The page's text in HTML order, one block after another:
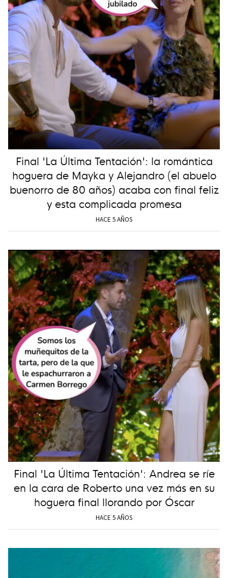
Final 'La Última Tentación': la romántica
hoguera de Mayka y Alejandro (el abuelo
buenorro de 80 años) acaba con final feliz
y esta complicada promesa
HACE 5 AÑOS
Final 'La Última Tentación': Andrea se ríe
en la cara de Roberto una vez más en su
hoguera final llorando por Óscar
HACE 5 AÑOS